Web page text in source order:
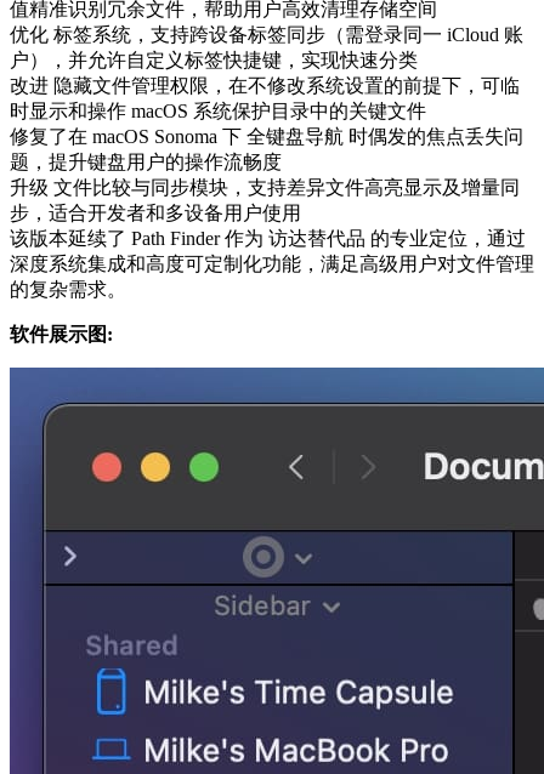
值精准识别冗余文件，帮助用户高效清理存储空间
优化 ‌标签系统‌，支持跨设备标签同步（需登录同一 iCloud 账
户），并允许自定义标签快捷键，实现快速分类
改进 ‌隐藏文件管理权限‌，在不修改系统设置的前提下，可临
时显示和操作 macOS 系统保护目录中的关键文件
修复了在 macOS Sonoma 下 ‌全键盘导航‌ 时偶发的焦点丢失问
题，提升键盘用户的操作流畅度
升级 ‌文件比较与同步模块‌，支持差异文件高亮显示及增量同
步，适合开发者和多设备用户使用
该版本延续了 Path Finder 作为 ‌访达替代品‌ 的专业定位，通过
深度系统集成和高度可定制化功能，满足高级用户对文件管理
的复杂需求。
软件展示图: